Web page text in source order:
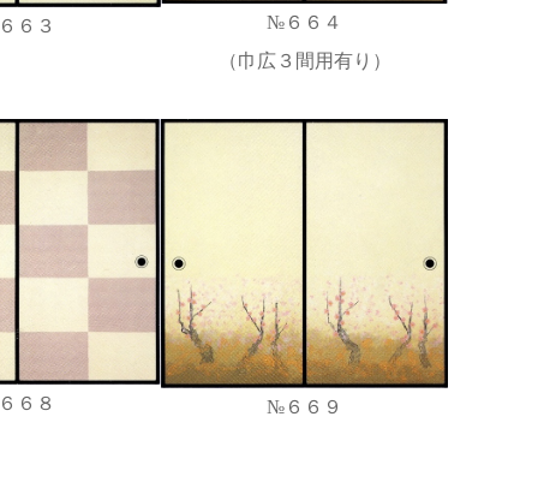
６３
№６６４
（巾広３間用有り）
６８ №６６９